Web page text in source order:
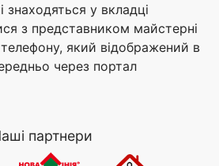
знаходяться у вкладці
з представником майстерні
який відображений в
через портал
партнери